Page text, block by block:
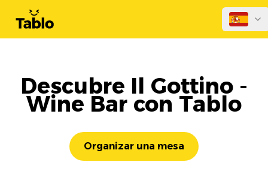
Descubre Il Gottino -
Wine Bar con Tablo
Organizar una mesa